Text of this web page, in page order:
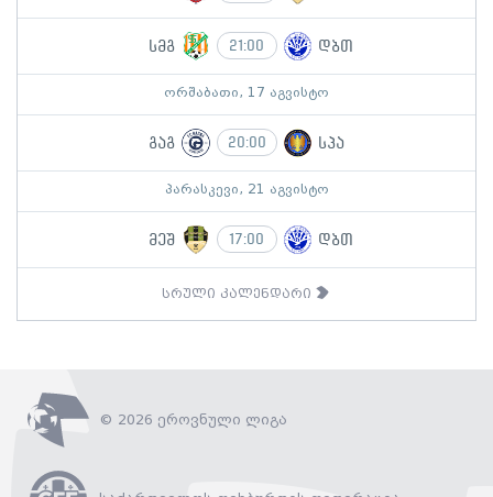
სმგ 21:00 დბთ
ორშაბათი, 17 აგვისტო
გაგ 20:00 სპა
პარასკევი, 21 აგვისტო
მეშ 17:00 დბთ
სრული კალენდარი
© 2026 ეროვნული ლიგა